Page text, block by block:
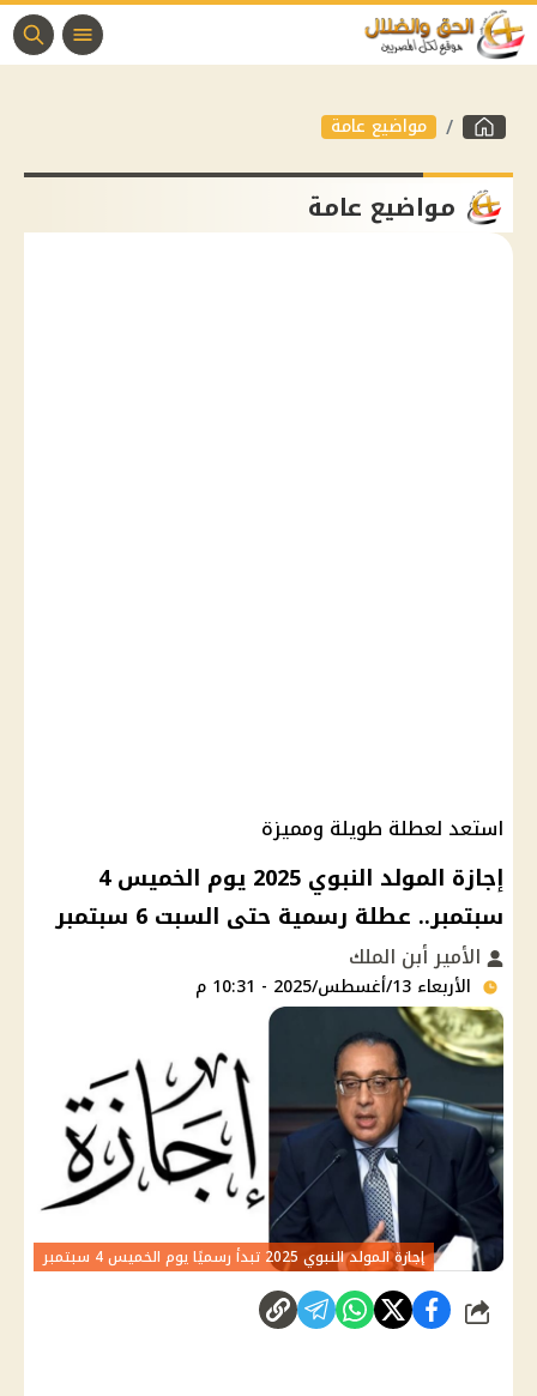
مواضيع عامة
مواضيع عامة
استعد لعطلة طويلة ومميزة
إجازة المولد النبوي 2025 يوم الخميس 4
سبتمبر.. عطلة رسمية حتى السبت 6 سبتمبر
الأمير أبن الملك
الأربعاء 13/أغسطس/2025 - 10:31 م
إجازة المولد النبوي 2025 تبدأ رسميًا يوم الخميس 4 سبتمبر
شارك